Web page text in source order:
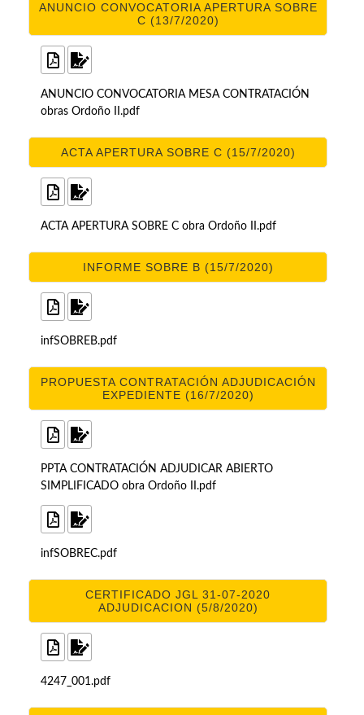
ANUNCIO CONVOCATORIA APERTURA SOBRE
C (13/7/2020)
ANUNCIO CONVOCATORIA MESA CONTRATACIÓN
obras Ordoño II.pdf
ACTA APERTURA SOBRE C (15/7/2020)
ACTA APERTURA SOBRE C obra Ordoño II.pdf
INFORME SOBRE B (15/7/2020)
infSOBREB.pdf
PROPUESTA CONTRATACIÓN ADJUDICACIÓN
EXPEDIENTE (16/7/2020)
PPTA CONTRATACIÓN ADJUDICAR ABIERTO
SIMPLIFICADO obra Ordoño II.pdf
infSOBREC.pdf
CERTIFICADO JGL 31-07-2020
ADJUDICACION (5/8/2020)
4247_001.pdf